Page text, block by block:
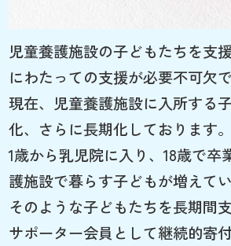
児童養護施設の子どもたちを支
にわたっての支援が必要不可欠で
現在、児童養護施設に入所する
化、さらに長期化しております。
1歳から乳児院に入り、18歳で卒
護施設で暮らす子どもが増えてい
そのような子どもたちを長期間
サポーター会員として継続的寄